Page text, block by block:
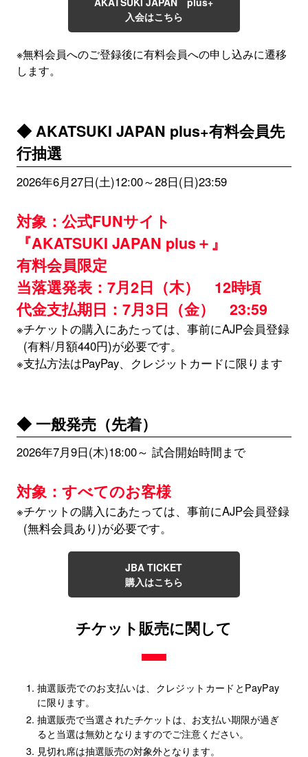
入会はこちら
※無料会員へのご登録後に有料会員への申し込みに遷移
します。
◆ AKATSUKI JAPAN plus+有料会員先
行抽選
2026年6月27日(土)12:00～28日(日)23:59
対象：公式FUNサイト
『AKATSUKI JAPAN plus＋』
有料会員限定
当落選発表：7月2日（木） 12時頃
代金支払期日：7月3日（金） 23:59
※チケットの購入にあたっては、事前にAJP会員登録
(有料/月額440円)が必要です。
※支払方法はPayPay、クレジットカードに限ります
◆ 一般発売（先着）
2026年7月9日(木)18:00～ 試合開始時間まで
対象：すべてのお客様
※チケットの購入にあたっては、事前にAJP会員登録
(無料会員あり)が必要です。
JBA TICKET
購入はこちら
チケット販売に関して
抽選販売でのお支払いは、クレジットカードとPayPay
に限ります。
抽選販売で当選されたチケットは、お支払い期限が過ぎ
ると当選は無効となりますのでご注意ください。
見切れ席は抽選販売の対象外となります。